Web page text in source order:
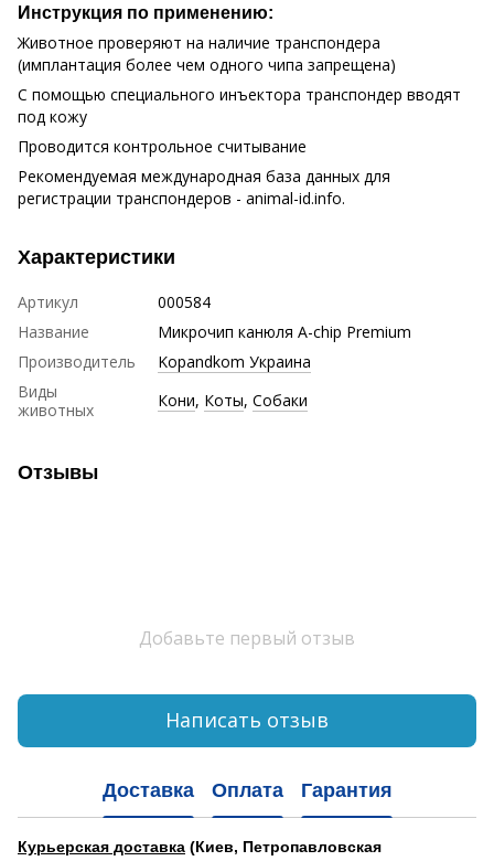
Инструкция по применению:
Животное проверяют на наличие транспондера
(имплантация более чем одного чипа запрещена)
С помощью специального инъектора транспондер вводят
под кожу
Проводится контрольное считывание
Рекомендуемая международная база данных для
регистрации транспондеров - animal-id.info.
Характеристики
Артикул
000584
Название
Микрочип канюля A-chip Premium
Производитель
Kopandkom Украина
Виды
животных
Кони, Коты, Собаки
Отзывы
Добавьте первый отзыв
Написать отзыв
Доставка Оплата Гарантия
Курьерская доставка (Киев, Петропавловская